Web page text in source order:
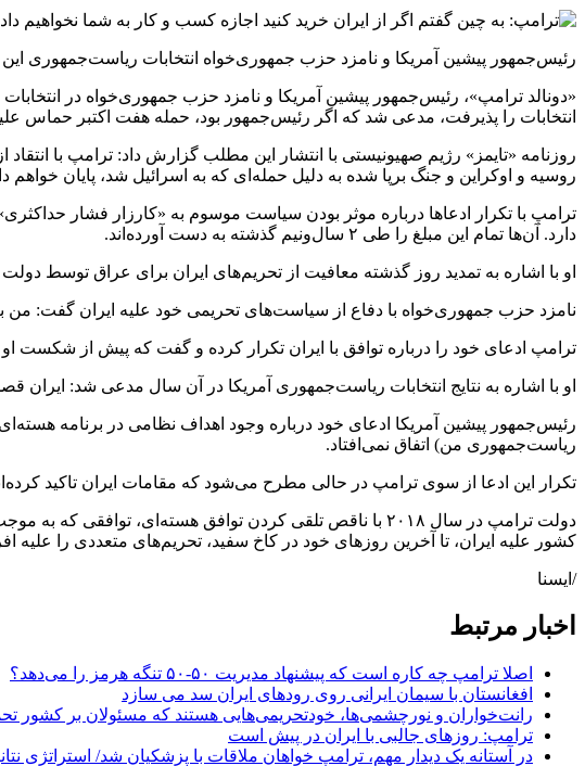
رئیس‌جمهور پیشین آمریکا و نامزد حزب جمهوری‌خواه انتخابات ریاست‌جمهوری این
انتخابات را پذیرفت، مدعی شد که اگر رئیس‌جمهور بود، حمله هفت اکتبر حماس
روزنامه «تایمز» رژیم صهیونیستی با انتشار این مطلب گزارش داد: ترامپ با
روسیه و اوکراین و جنگ برپا شده به دلیل حمله‌ای که به اسرائیل شد، پایان خواهم
دارد. آن‌ها تمام این مبلغ را طی ۲ سال‌ونیم گذشته به دست آورده‌اند.
او با اشاره به تمدید روز گذشته معافیت از تحریم‌های ایران برای عراق توسط
نامزد حزب جمهوری‌خواه با دفاع از سیاست‌های تحریمی خود علیه ایران گفت: من به
ترامپ ادعای خود را درباره توافق با ایران تکرار کرده و گفت که پیش از شکست او در انتخابات ریاست‌جمهوری ۲۰۲۰ آمریکا، ایران در آستانه انجام
او با اشاره به نتایج انتخابات ریاست‌جمهوری آمریکا در آن سال مدعی شد: ایران
رئیس‌جمهور پیشین آمریکا ادعای خود درباره وجود اهداف نظامی در برنامه
ریاست‌جمهوری من) اتفاق نمی‌افتاد.
تکرار این ادعا از سوی ترامپ در حالی مطرح می‌شود که مقامات ایران تاکید
دولت ترامپ در سال ۲۰۱۸ با ناقص تلقی کردن توافق هسته‌ای،
کشور علیه ایران، تا آخرین روزهای خود در کاخ سفید، تحریم‌های متعددی را علیه
/ایسنا
اخبار مرتبط
اصلا ترامپ چه کاره است که پیشنهاد مدیریت ۵۰-۵۰ تنگه هرمز را می‌دهد؟
افغانستان با سیمان ایرانی روی رودهای ایران سد می سازد
رانت‌خواران و نورچشمی‌ها، خودتحریمی‌هایی هستند که مسئولان بر کشور
ترامپ: روزهای جالبی با ایران در پیش است
در آستانه یک دیدار مهم، ترامپ خواهان ملاقات با پزشکیان شد/ استراتژی